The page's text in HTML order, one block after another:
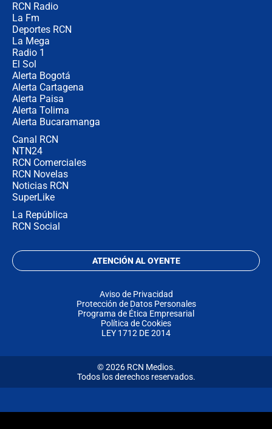
RCN Radio
La Fm
Deportes RCN
La Mega
Radio 1
El Sol
Alerta Bogotá
Alerta Cartagena
Alerta Paisa
Alerta Tolima
Alerta Bucaramanga
Canal RCN
NTN24
RCN Comerciales
RCN Novelas
Noticias RCN
SuperLike
La República
RCN Social
ATENCIÓN AL OYENTE
Aviso de Privacidad
Protección de Datos Personales
Programa de Ética Empresarial
Política de Cookies
LEY 1712 DE 2014
© 2026 RCN Medios.
Todos los derechos reservados.